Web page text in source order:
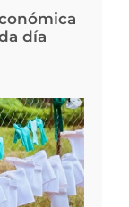
día